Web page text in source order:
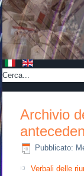
Archivio
Pubblicato:
Verbali delle